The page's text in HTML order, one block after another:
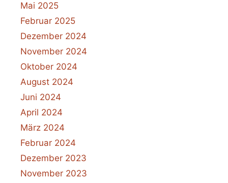
Mai 2025
Februar 2025
Dezember 2024
November 2024
Oktober 2024
August 2024
Juni 2024
April 2024
März 2024
Februar 2024
Dezember 2023
November 2023